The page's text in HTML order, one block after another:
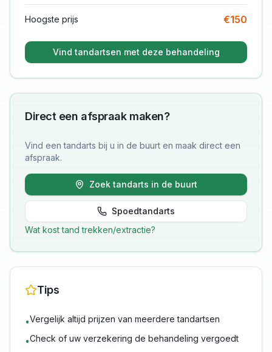
Hoogste prijs €150
Vind tandartsen met deze behandeling
Direct een afspraak maken?
Vind een tandarts bij u in de buurt en maak direct een
afspraak.
Zoek tandarts in de buurt
Spoedtandarts
Wat kosttand trekken/extractie?
Tips
•Vergelijk altijd prijzen van meerdere tandartsen
•Check of uw verzekering de behandeling vergoedt